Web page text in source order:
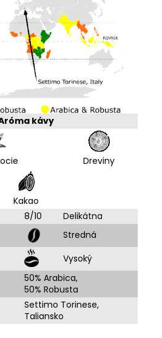
kávy
Dreviny
Kakao
8/10
Delikátna
Stredná
Vysoký
50% Arabica,
50% Robusta
Settimo Torinese,
Taliansko